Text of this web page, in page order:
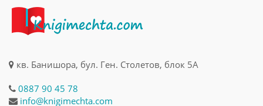
кв. Банишора, бул. Ген. Столетов, блок 5А
0887 90 45 78
info@knigimechta.com